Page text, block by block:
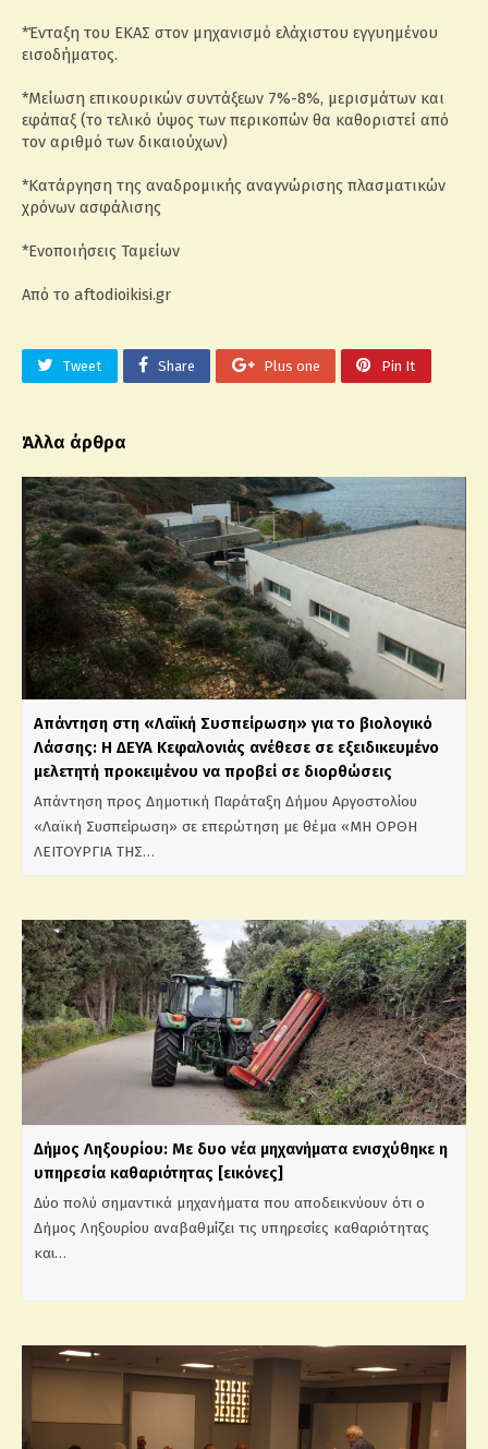
*Ένταξη του ΕΚΑΣ στον μηχανισμό ελάχιστου εγγυημένου
εισοδήματος.
*Μείωση επικουρικών συντάξεων 7%-8%, μερισμάτων και
εφάπαξ (το τελικό ύψος των περικοπών θα καθοριστεί από
τον αριθμό των δικαιούχων)
*Κατάργηση της αναδρομικής αναγνώρισης πλασματικών
χρόνων ασφάλισης
*Ενοποιήσεις Ταμείων
Από το aftodioikisi.gr
Tweet Share Plus one Pin It
Άλλα άρθρα
Απάντηση στη «Λαϊκή Συσπείρωση» για το βιολογικό
Λάσσης: Η ΔΕΥΑ Κεφαλονιάς ανέθεσε σε εξειδικευμένο
μελετητή προκειμένου να προβεί σε διορθώσεις
Απάντηση προς Δημοτική Παράταξη Δήμου Αργοστολίου
«Λαϊκή Συσπείρωση» σε επερώτηση με θέμα «ΜΗ ΟΡΘΗ
ΛΕΙΤΟΥΡΓΙΑ ΤΗΣ…
Δήμος Ληξουρίου: Με δυο νέα μηχανήματα ενισχύθηκε η
υπηρεσία καθαριότητας [εικόνες]
Δύο πολύ σημαντικά μηχανήματα που αποδεικνύουν ότι ο
Δήμος Ληξουρίου αναβαθμίζει τις υπηρεσίες καθαριότητας
και…